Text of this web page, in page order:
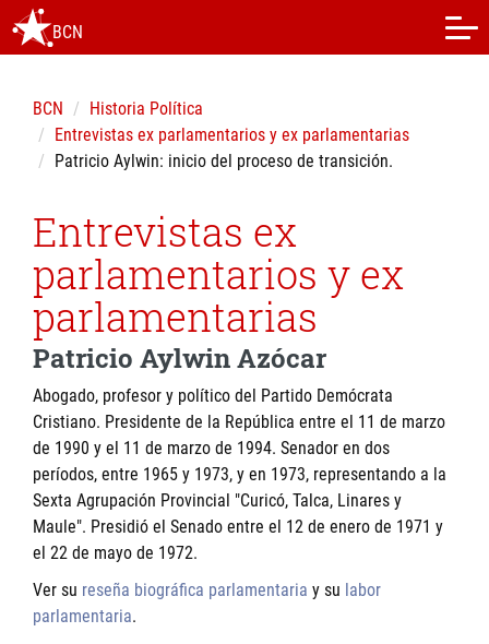
BCN
BCN
Historia Política
Entrevistas ex parlamentarios y ex parlamentarias
Patricio Aylwin: inicio del proceso de transición.
Entrevistas ex
parlamentarios y ex
parlamentarias
Patricio Aylwin Azócar
Abogado, profesor y político del Partido Demócrata
Cristiano. Presidente de la República entre el 11 de marzo
de 1990 y el 11 de marzo de 1994. Senador en dos
períodos, entre 1965 y 1973, y en 1973, representando a la
Sexta Agrupación Provincial "Curicó, Talca, Linares y
Maule". Presidió el Senado entre el 12 de enero de 1971 y
el 22 de mayo de 1972.
Ver su reseña biográfica parlamentaria y su labor
parlamentaria.